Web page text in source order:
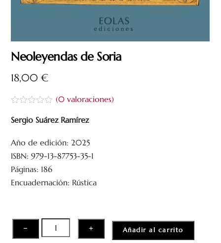
Neoleyendas de Soria
18,00€
a
r
d
o
c
o
5
(0valoraciones)
Sergio Suárez Ramírez
Año de edición: 2025
ISBN: 979-13-87753-35-1
Páginas: 186
Encuadernación: Rústica
−
Neoleyendas
de
+ Añadir al carrito